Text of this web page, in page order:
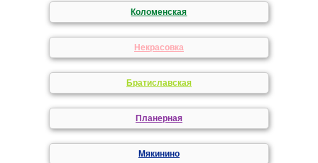
Коломенская
Некрасовка
Братиславская
Планерная
Мякинино